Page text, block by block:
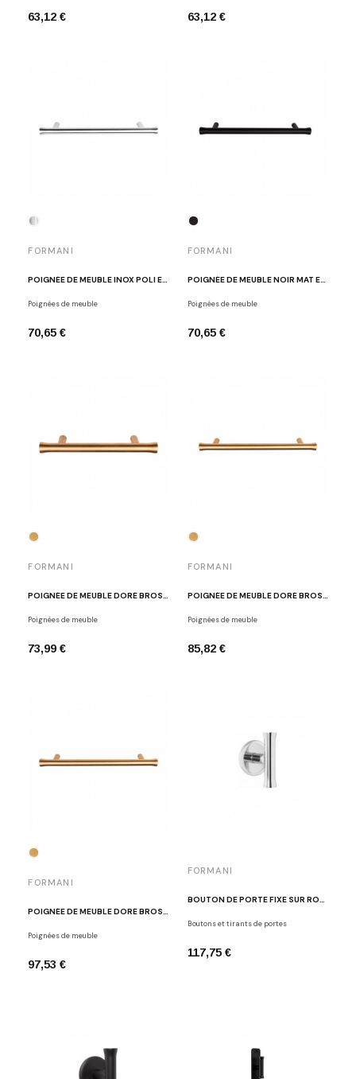
63,12 € 63,12 €
FORMANI
POIGNÉE DE MEUBLE INOX POLI EDWARD VAN VLIET EV9/160 IP
Poignées de meuble
70,65 €
FORMANI
POIGNÉE DE MEUBLE NOIR MAT EDWARD VAN VLIET EV9/160 NM
Poignées de meuble
70,65 €
FORMANI
POIGNÉE DE MEUBLE DORÉ BROSSÉ EDWARD VAN VLIET EV9/96 IM
Poignées de meuble
73,99 €
FORMANI
POIGNÉE DE MEUBLE DORÉ BROSSÉ EDWARD VAN VLIET EV9/128 IM
Poignées de meuble
85,82 €
FORMANI
POIGNÉE DE MEUBLE DORÉ BROSSÉ EDWARD VAN VLIET EV9/160 IM
Poignées de meuble
97,53 €
FORMANI
BOUTON DE PORTE FIXE SUR ROSACE RONDE INOX POLI EDWARD VAN VLIET EV102V/64 IP
Boutons et tirants de portes
117,75 €